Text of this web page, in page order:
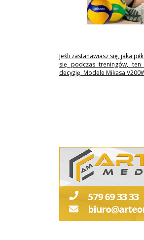
Jeśli zastanawiasz się, jaka
się podczas treningów,
decyzję. Modele Mikasa